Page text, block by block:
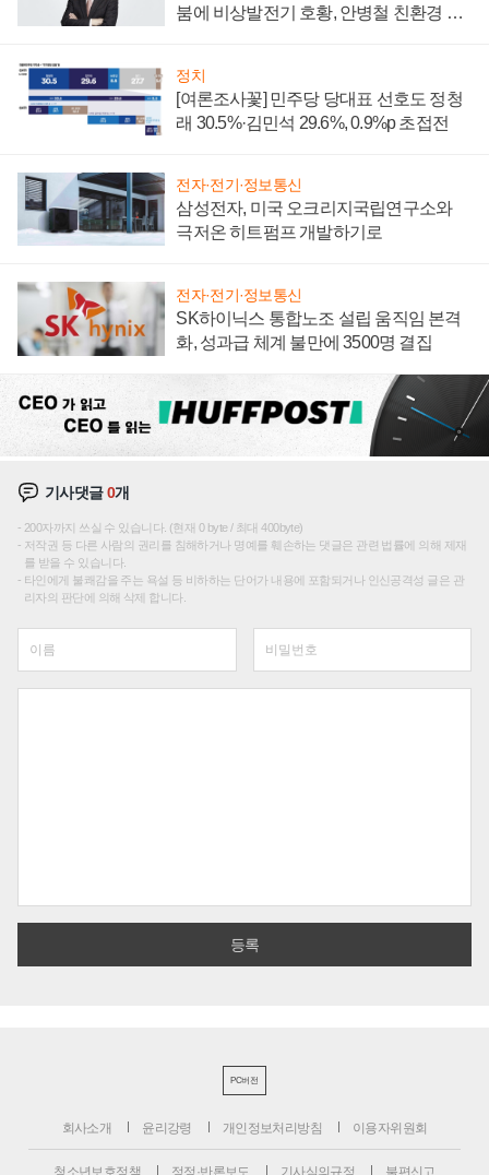
붐에 비상발전기 호황, 안병철 친환경 에
정치
[여론조사꽃] 민주당 당대표 선호도 정청
래 30.5%·김민석 29.6%, 0.9%p 초접전
전자·전기·정보통신
삼성전자, 미국 오크리지국립연구소와
극저온 히트펌프 개발하기로
전자·전기·정보통신
SK하이닉스 통합노조 설립 움직임 본격
화, 성과급 체계 불만에 3500명 결집
기사댓글0개
200자까지 쓰실 수 있습니다. (현재 0 byte / 최대 400byte)
저작권 등 다른 사람의 권리를 침해하거나 명예를 훼손하는 댓글은 관련 법률에 의해 제재
를 받을 수 있습니다.
타인에게 불쾌감을 주는 욕설 등 비하하는 단어가 내용에 포함되거나 인신공격성 글은 관
리자의 판단에 의해 삭제 합니다.
PC버전
회사소개 윤리강령 개인정보처리방침 이용자위원회
청소년보호정책 정정·반론보도 기사심의규정 불편신고